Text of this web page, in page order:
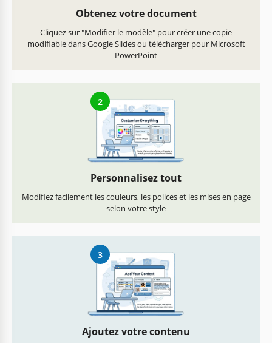
Obtenez votre document
Cliquez sur "Modifier le modèle" pour créer une copie
modifiable dans Google Slides ou télécharger pour Microsoft
PowerPoint
2
Personnalisez tout
Modifiez facilement les couleurs, les polices et les mises en page
selon votre style
3
Ajoutez votre contenu